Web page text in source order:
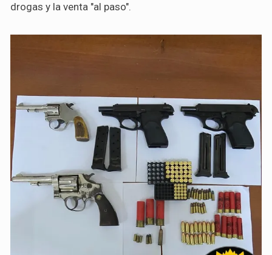
drogas y la venta "al paso".